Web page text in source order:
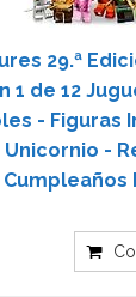
29.ª
1 de 12
- Figuras
Unicornio -